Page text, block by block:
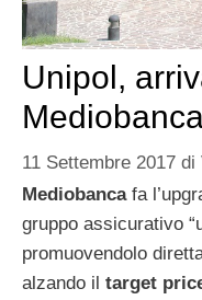
Unipol,
11 Settembre 2017 di
Mediobancafa
gruppo assicurativo
promuovendolo
alzando il target